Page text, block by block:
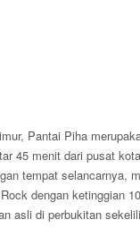
Pantai Piha
45 menit dari pusat
tempat selancarnya,
dengan ketinggian
asli di perbukitan